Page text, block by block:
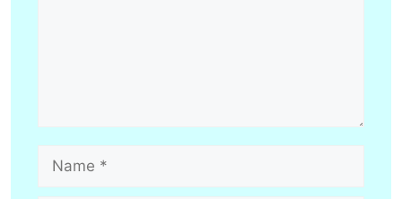
Name